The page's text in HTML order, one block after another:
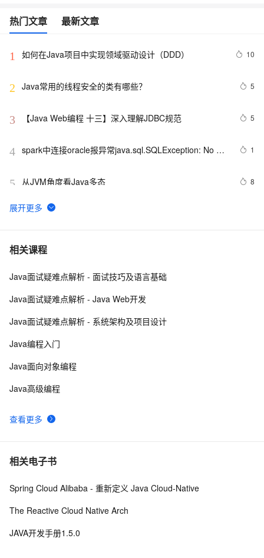
热门文章 最新文章
1 如何在Java项目中实现领域驱动设计（DDD） 10
2 Java常用的线程安全的类有哪些？ 5
3 【Java Web编程 十三】深入理解JDBC规范 5
4 spark中连接oracle报异常java.sql.SQLException: No
1
5 从JVM角度看Java多态 8
6 WebKit  上的JS直接使用Java Bean
7 Java 图书管理系统详解
8 Java线程：新特征-原子量
10java 中的多线程   内部类实现 数据共享 和 Runnable实
相关课程
查看更多
Java面试疑难点解析 - 面试技巧及语言基础
Java面试疑难点解析 - Java Web开发
Java面试疑难点解析 - 系统架构及项目设计
Java编程入门
Java面向对象编程
Java高级编程
相关电子书
Spring Cloud Alibaba - 重新定义 Java Cloud-Native
The Reactive Cloud Native Arch
JAVA开发手册1.5.0